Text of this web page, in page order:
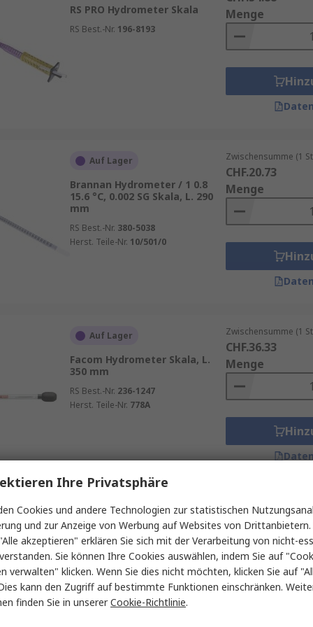
Chemiedient es zur Bestimmung der Dichte von
ist es wichtig, die Dichte der einzelnen Stoffe zu
zum Einsatz. Hier wird es verwendet, um den
RS PRO Hydrometer Skala
RS Best.-Nr. 196-8193
Menge
Auf Lager
Brannan Hydrometer / 1 0.8
15.6 °C, 0.002 SG Skala, L. 290
mm
RS Best.-Nr. 380-5038
Herst. Teile-Nr. 10/501/0
Zwischensumme (1
CHF.20.73
Menge
Auf Lager
Facom Hydrometer Skala, L.
350 mm
RS Best.-Nr. 236-1247
Herst. Teile-Nr. 778A
Zwischensumme (1
CHF.36.33
Menge
Auf Lager
Brannan Hydrometer / 1.2 1
15.6 °C, 0.002 SG Skala, L. 25
mm
RS Best.-Nr.380-5044
Herst. Teile-Nr.10/502/0
Zwischensumme (1
CHF.20.73
Menge
Ihre Privatsphäre
Cookies und andere Technologien zur statistischen
und zur Anzeige von Werbung auf Websites von Drittanbietern.
akzeptieren" erklären Sie sich mit der Verarbeitung von nicht-
Sie können Ihre Cookies auswählen, indem Sie auf
verwalten" klicken. Wenn Sie dies nicht möchten, klicken Sie auf
kann den Zugriff auf bestimmte Funktionen einschränken.
finden Sie in unsererCookie-Richtlinie.